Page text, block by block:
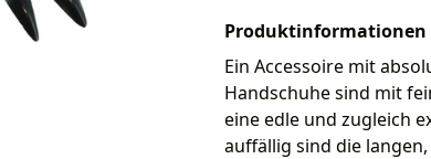
Produktinformationen
Ein Accessoire mit
Handschuhe sind mit
eine edle und zugleich
auffällig sind die